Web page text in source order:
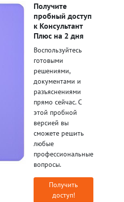
Получите
пробный доступ
к Консультант
Плюс на 2 дня
Воспользуйтесь
готовыми
решениями,
документами и
разъяснениями
прямо сейчас. С
этой пробной
версией вы
сможете решить
любые
профессиональные
вопросы.
Получить
доступ!